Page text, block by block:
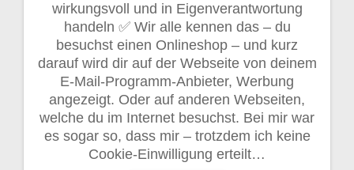
wirkungsvoll und in Eigenverantwortung
handeln ✅ Wir alle kennen das – du
besuchst einen Onlineshop – und kurz
darauf wird dir auf der Webseite von deinem
E-Mail-Programm-Anbieter, Werbung
angezeigt. Oder auf anderen Webseiten,
welche du im Internet besuchst. Bei mir war
es sogar so, dass mir – trotzdem ich keine
Cookie-Einwilligung erteilt…